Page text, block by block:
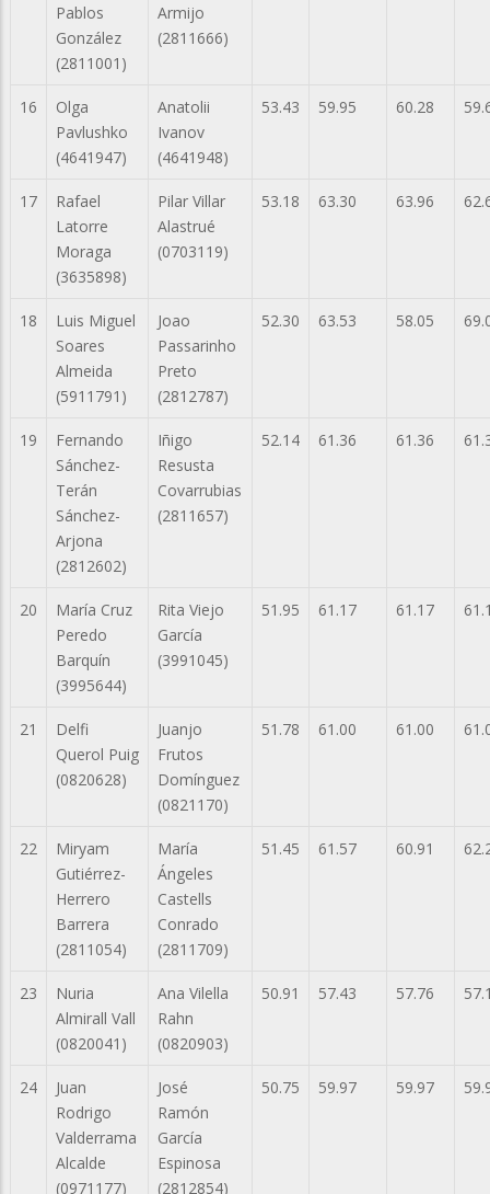
Pablos
González
(2811001)
Armijo
(2811666)
16
Olga
Pavlushko
(4641947)
Anatolii
Ivanov
(4641948)
53.43 59.95 60.28
17
Rafael
Latorre
Moraga
(3635898)
Pilar Villar
Alastrué
(0703119)
53.18 63.30 63.96
18
Luis Miguel
Soares
Almeida
(5911791)
Joao
Passarinho
Preto
(2812787)
52.30 63.53 58.05
19
Fernando
Sánchez-
Terán
Sánchez-
Arjona
(2812602)
Iñigo
Resusta
Covarrubias
(2811657)
52.14 61.36 61.36
20
María Cruz
Peredo
Barquín
(3995644)
Rita Viejo
García
(3991045)
51.95 61.17 61.17
21
Delfi
Querol Puig
(0820628)
Juanjo
Frutos
Domínguez
(0821170)
51.78 61.00 61.00
22
Miryam
Gutiérrez-
Herrero
Barrera
(2811054)
María
Ángeles
Castells
Conrado
(2811709)
51.45 61.57 60.91
23
Nuria
Almirall Vall
(0820041)
Ana Vilella
Rahn
(0820903)
50.91 57.43 57.76
24
Juan
Rodrigo
Valderrama
Alcalde
(0971177)
José
Ramón
García
Espinosa
(2812854)
50.75 59.97 59.97